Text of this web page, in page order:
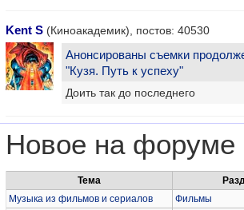
Kent S (Киноакадемик), постов: 40530
Анонсированы съемки
"Кузя. Путь к успеху"
Доить так до последнего
Новое на форуме
Тема
Музыка из фильмов и сериалов
Фильмы